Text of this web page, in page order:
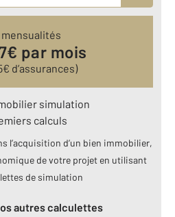
€ par mois
€ d’assurances)
simulation
calculs
l’acquisition d’un bien immobilier,
de votre projet en utilisant
de simulation
autres calculettes